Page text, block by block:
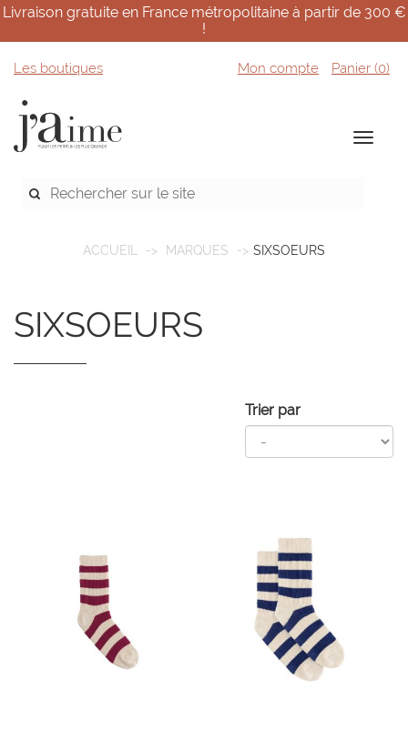
Livraison gratuite en France métropolitaine à partir de 300 €
!
Les boutiques Mon compte Panier (0)
ACCUEIL MARQUES SIXSOEURS
SIXSOEURS
Trier par